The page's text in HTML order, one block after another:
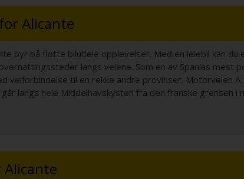
Alicante
byr på flotte bilutleie opplevelser. Med en leiebil kan
langs veiene. Som en av Spanias mest
veiforbindelse til en rekke andre provinser. Motorveien
langs hele Middelhavskysten fra den franske grensen
Alicante